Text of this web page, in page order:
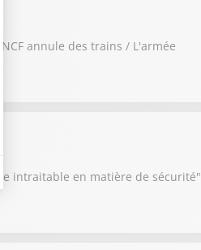
annule des trains / L'armée
intraitable en matière de sécurité"